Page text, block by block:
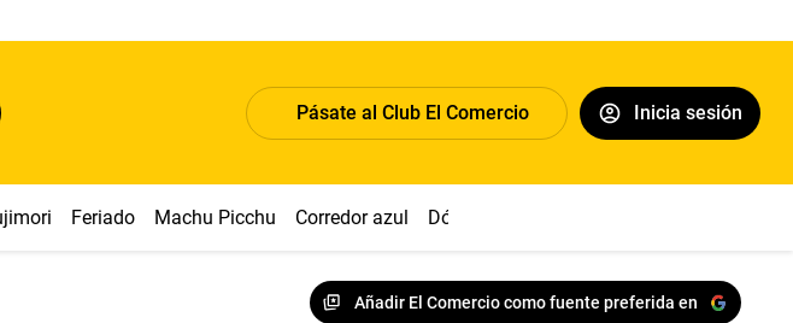
Pásate al Club El Comercio Inicia sesión
Feriado Machu Picchu Corredor azul Dólar
Añadir El Comercio como fuente preferida en